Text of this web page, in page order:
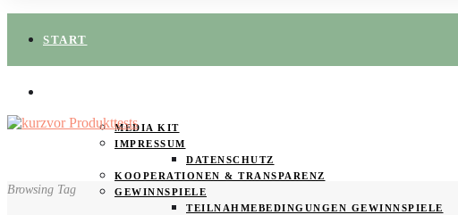
START
MEDIA KIT
IMPRESSUM
DATENSCHUTZ
KOOPERATIONEN & TRANSPARENZ
GEWINNSPIELE
TEILNAHMEBEDINGUNGEN GEWINNSPIELE
Browsing Tag